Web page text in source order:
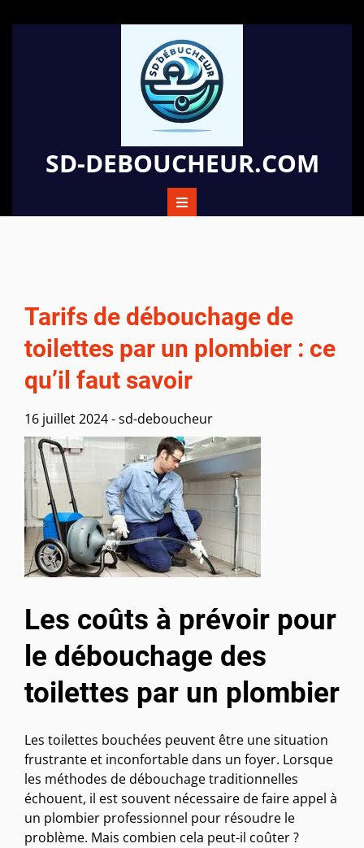
au
SD-DEBOUCHEUR.COM
Tarifs de débouchage de
toilettes par un plombier : ce
qu’il faut savoir
16 juillet 2024-sd-deboucheur
Les coûts à prévoir pour
le débouchage des
toilettes par un plombier
Les toilettes bouchées peuvent être une situation
frustrante et inconfortable dans un foyer. Lorsque
les méthodes de débouchage traditionnelles
échouent, il est souvent nécessaire de faire appel à
un plombier professionnel pour résoudre le
problème. Mais combien cela peut-il coûter ?